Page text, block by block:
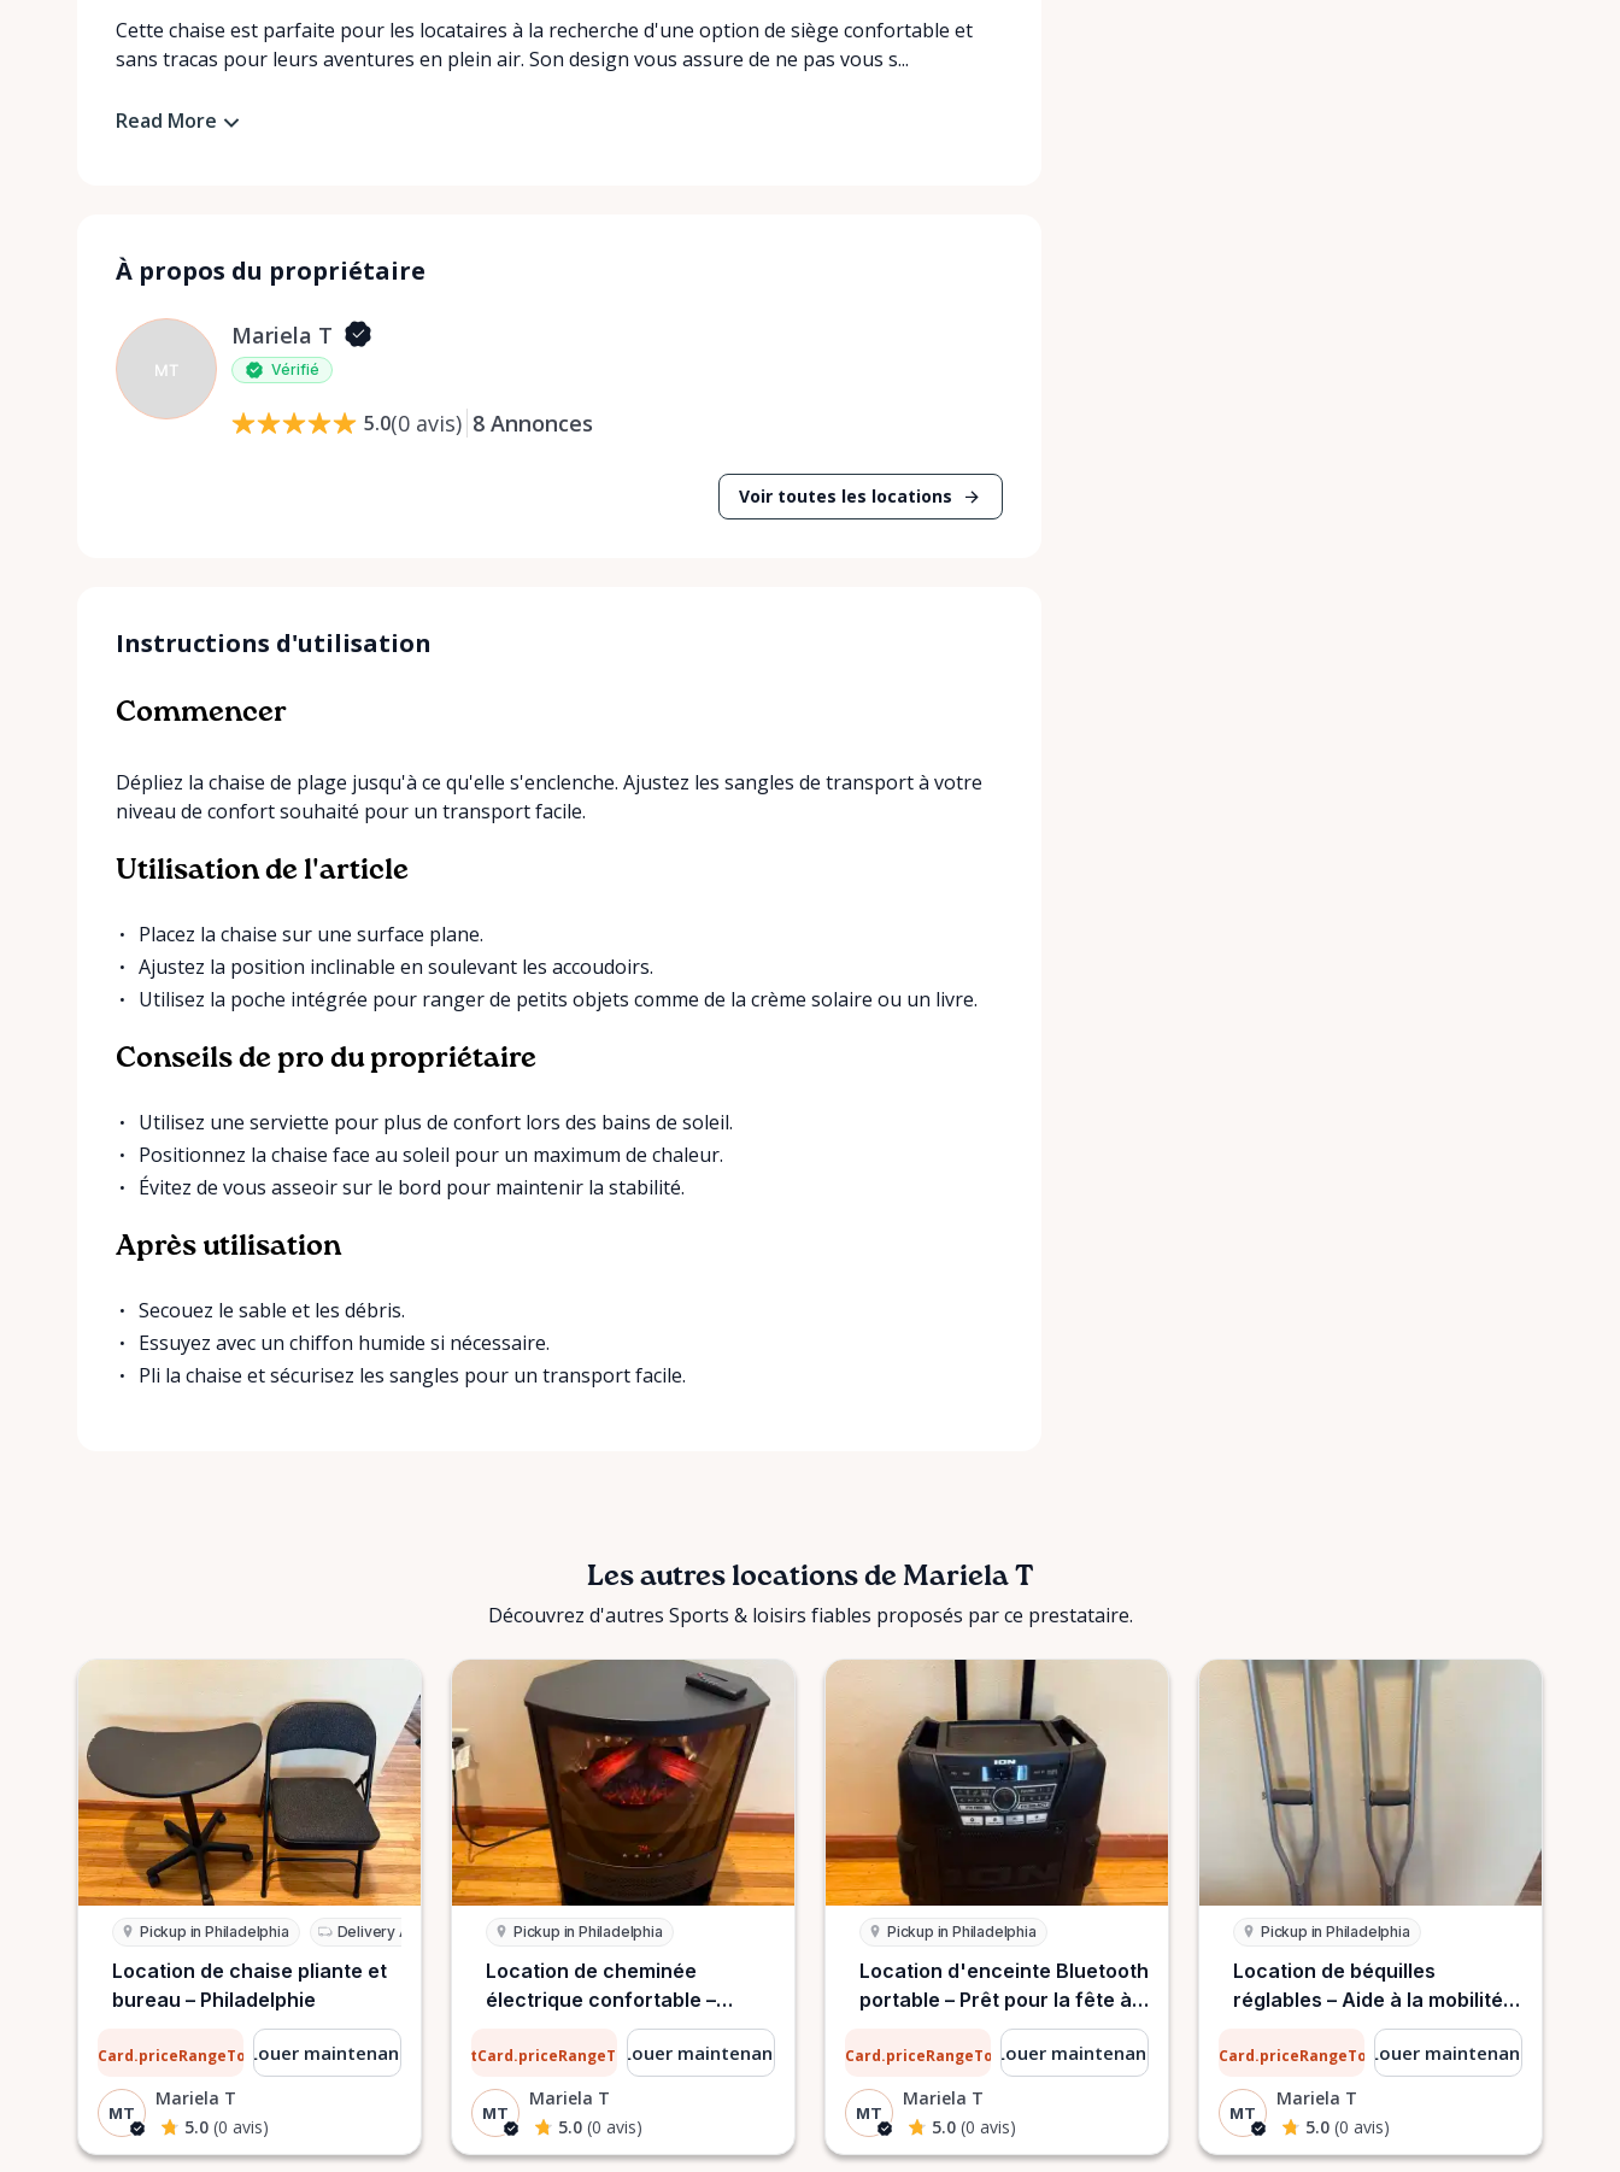
Cette chaise est parfaite pour les locataires à la recherche d'une option de siège confortable et
sans tracas pour leurs aventures en plein air. Son design vous assure de ne pas vous s...
Read More
À propos du propriétaire
MT
Mariela T
Vérifié
5.0(0 avis) 8 Annonces
Voir toutes les locations
Instructions d'utilisation
Commencer
Dépliez la chaise de plage jusqu'à ce qu'elle s'enclenche. Ajustez les sangles de transport à votre
niveau de confort souhaité pour un transport facile.
Utilisation de l'article
Placez la chaise sur une surface plane.
Ajustez la position inclinable en soulevant les accoudoirs.
Utilisez la poche intégrée pour ranger de petits objets comme de la crème solaire ou un livre.
Conseils de pro du propriétaire
Utilisez une serviette pour plus de confort lors des bains de soleil.
Positionnez la chaise face au soleil pour un maximum de chaleur.
Évitez de vous asseoir sur le bord pour maintenir la stabilité.
Après utilisation
Secouez le sable et les débris.
Essuyez avec un chiffon humide si nécessaire.
Pli la chaise et sécurisez les sangles pour un transport facile.
Les autres locations de Mariela T
Découvrez d'autres Sports & loisirs fiables proposés par ce prestataire.
Location de chaise pliante et
bureau – Philadelphie
Pickup in Philadelphia Delivery Available
ListCard.priceRangeTo par jour
Louer maintenant
MT
Mariela T
5.0 (0 avis)
Location de cheminée
électrique confortable –
Pickup in Philadelphia
ListCard.priceRangeTo par jour
Louer maintenant
MT
Mariela T
5.0 (0 avis)
Location d'enceinte Bluetooth
portable – Prêt pour la fête à
Pickup in Philadelphia
ListCard.priceRangeTo par jour
Louer maintenant
MT
Mariela T
5.0 (0 avis)
Location de béquilles
réglables – Aide à la mobilité à
Pickup in Philadelphia
ListCard.priceRangeTo par jour
Louer maintenant
MT
Mariela T
5.0 (0 avis)